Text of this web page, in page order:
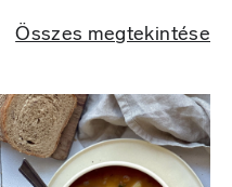
Összes megtekintése